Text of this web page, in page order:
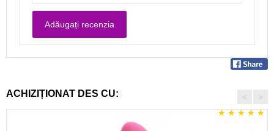
ACHIZIȚIONAT DES CU: < >